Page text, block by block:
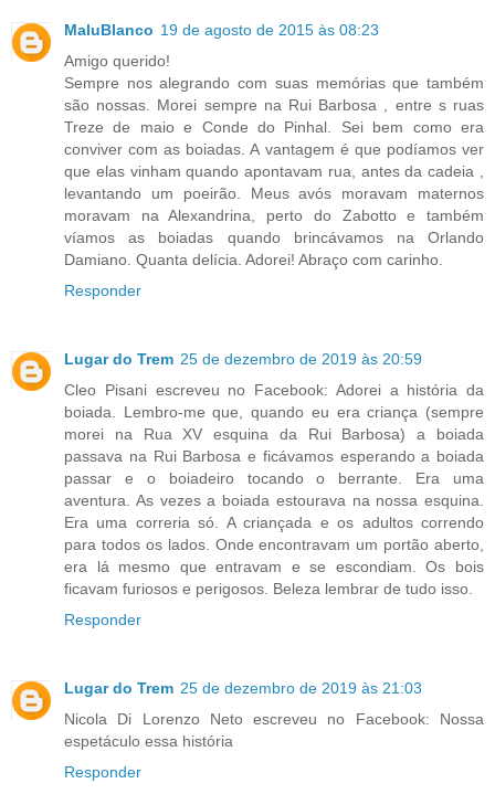
MaluBlanco 19 de agosto de 2015 às 08:23
Amigo querido!
Sempre nos alegrando com suas memórias que também
são nossas. Morei sempre na Rui Barbosa , entre s ruas
Treze de maio e Conde do Pinhal. Sei bem como era
conviver com as boiadas. A vantagem é que podíamos ver
que elas vinham quando apontavam rua, antes da cadeia ,
levantando um poeirão. Meus avós moravam maternos
moravam na Alexandrina, perto do Zabotto e também
víamos as boiadas quando brincávamos na Orlando
Damiano. Quanta delícia. Adorei! Abraço com carinho.
Responder
Lugar do Trem 25 de dezembro de 2019 às 20:59
Cleo Pisani escreveu no Facebook: Adorei a história da
boiada. Lembro-me que, quando eu era criança (sempre
morei na Rua XV esquina da Rui Barbosa) a boiada
passava na Rui Barbosa e ficávamos esperando a boiada
passar e o boiadeiro tocando o berrante. Era uma
aventura. As vezes a boiada estourava na nossa esquina.
Era uma correria só. A criançada e os adultos correndo
para todos os lados. Onde encontravam um portão aberto,
era lá mesmo que entravam e se escondiam. Os bois
ficavam furiosos e perigosos. Beleza lembrar de tudo isso.
Responder
Lugar do Trem 25 de dezembro de 2019 às 21:03
Nicola Di Lorenzo Neto escreveu no Facebook: Nossa
espetáculo essa história
Responder